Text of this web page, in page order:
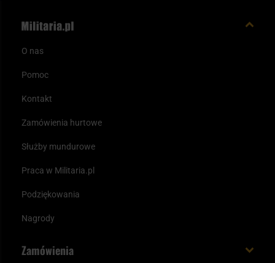
O nas
Pomoc
Kontakt
Zamówienia hurtowe
Służby mundurowe
Praca w Militaria.pl
Podziękowania
Nagrody
Zamówienia